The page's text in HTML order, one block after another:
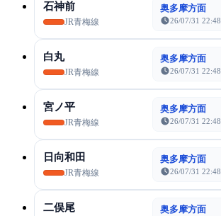
石神前
JR青梅線
奥多摩方面
26/07/31 22:48
白丸
JR青梅線
奥多摩方面
26/07/31 22:48
宮ノ平
JR青梅線
奥多摩方面
26/07/31 22:48
日向和田
JR青梅線
奥多摩方面
26/07/31 22:48
二俣尾 奥多摩方面